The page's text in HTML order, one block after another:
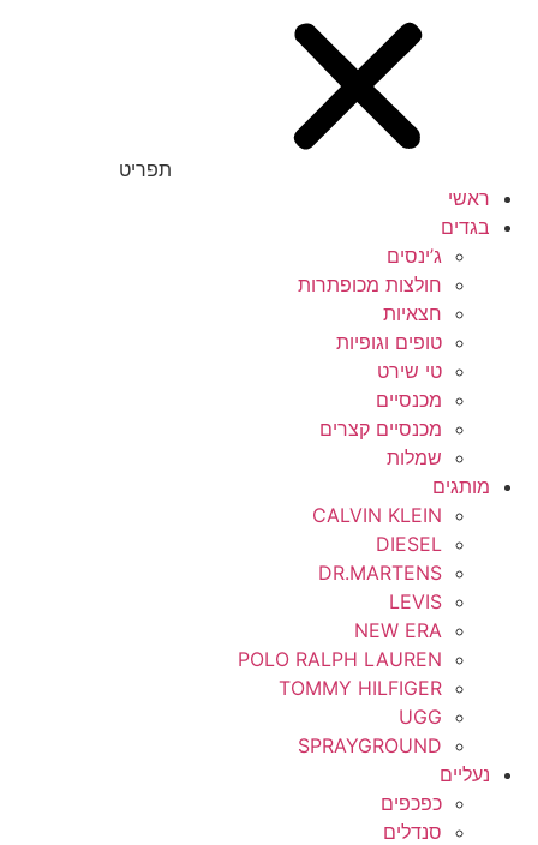
תפריט
ראשי
בגדים
ג’ינסים
חולצות מכופתרות
חצאיות
טופים וגופיות
טי שירט
מכנסיים
מכנסיים קצרים
שמלות
מותגים
CALVIN KLEIN
DIESEL
DR.MARTENS
LEVIS
NEW ERA
POLO RALPH LAUREN
TOMMY HILFIGER
UGG
SPRAYGROUND
נעליים
כפכפים
סנדלים